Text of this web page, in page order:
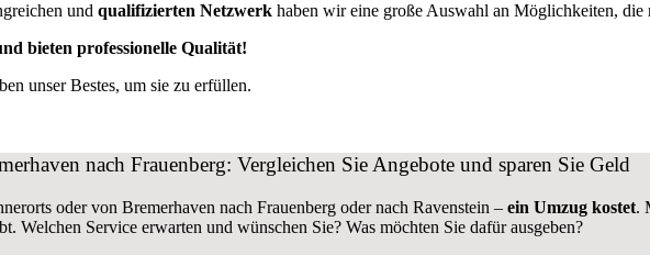
und qualifizierten Netzwerk haben wir eine große Auswahl an Möglichkeiten, die
bieten professionelle Qualität!
unser Bestes, um sie zu erfüllen.
nach Frauenberg: Vergleichen Sie Angebote und sparen Sie Geld
oder von Bremerhaven nach Frauenberg oder nach Ravenstein – ein Umzug kostet.
Welchen Service erwarten und wünschen Sie? Was möchten Sie dafür ausgeben?